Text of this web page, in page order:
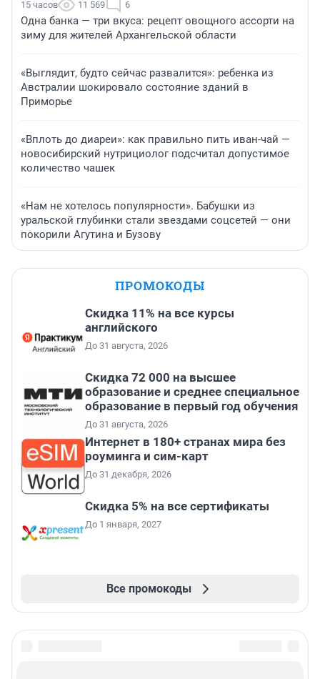
15 часов 11 569 6
Одна банка — три вкуса: рецепт овощного ассорти на
зиму для жителей Архангельской области
«Выглядит, будто сейчас развалится»: ребенка из
Австралии шокировало состояние зданий в
Приморье
«Вплоть до диареи»: как правильно пить иван-чай —
новосибирский нутрициолог подсчитал допустимое
количество чашек
«Нам не хотелось популярности». Бабушки из
уральской глубинки стали звездами соцсетей — они
покорили Агутина и Бузову
ПРОМОКОДЫ
Скидка 11% на все курсы
английского
До 31 августа, 2026
Скидка 72 000 на высшее
образование и среднее специальное
образование в первый год обучения
До 31 августа, 2026
Интернет в 180+ странах мира без
роуминга и сим-карт
До 31 декабря, 2026
Скидка 5% на все сертификаты
До 1 января, 2027
Все промокоды